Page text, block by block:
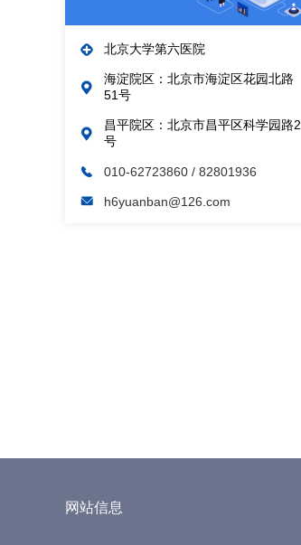
北京大学第六医院
海淀院区：北京市海淀区花园北路
51号
昌平院区：北京市昌平区科学园路2
号
010-62723860 / 82801936
h6yuanban@126.com
网站信息